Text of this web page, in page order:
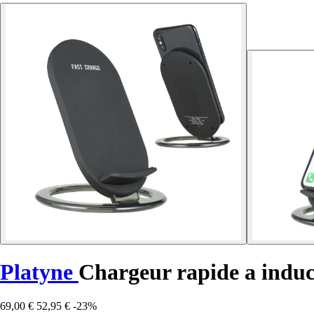
Platyne Chargeur rapide a
69,00 € 52,95 € -23%